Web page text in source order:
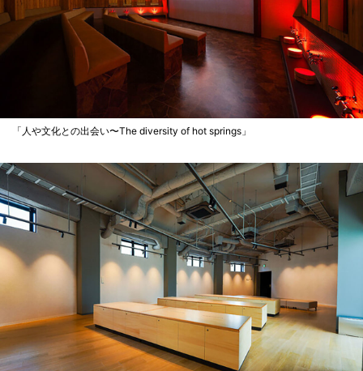
「人や文化との出会い〜The diversity of hot springs」